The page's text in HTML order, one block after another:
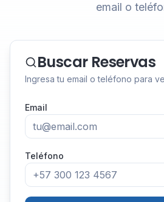
email o
Buscar Reservas
Ingresa tu email o teléfono para
Email
Teléfono